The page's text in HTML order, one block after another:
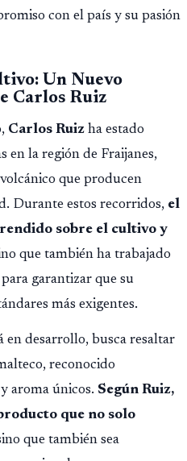
con el país y su pasión
Un Nuevo
Carlos Ruiz
Carlos Ruiz ha estado
en la región de Fraijanes,
que producen
Durante estos recorridos, el
sobre el cultivo y
que también ha trabajado
garantizar que su
más exigentes.
en desarrollo, busca resaltar
reconocido
aroma únicos. Según Ruiz,
que no solo
que también sea